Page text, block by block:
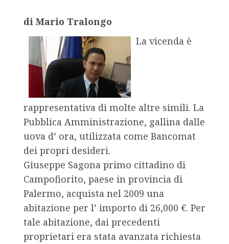
di Mario Tralongo
La vicenda è
rappresentativa di molte altre simili. La
Pubblica Amministrazione, gallina dalle
uova d’ ora, utilizzata come Bancomat
dei propri desideri.
Giuseppe Sagona primo cittadino di
Campofiorito, paese in provincia di
Palermo, acquista nel 2009 una
abitazione per l’ importo di 26,000 €. Per
tale abitazione, dai precedenti
proprietari era stata avanzata richiesta